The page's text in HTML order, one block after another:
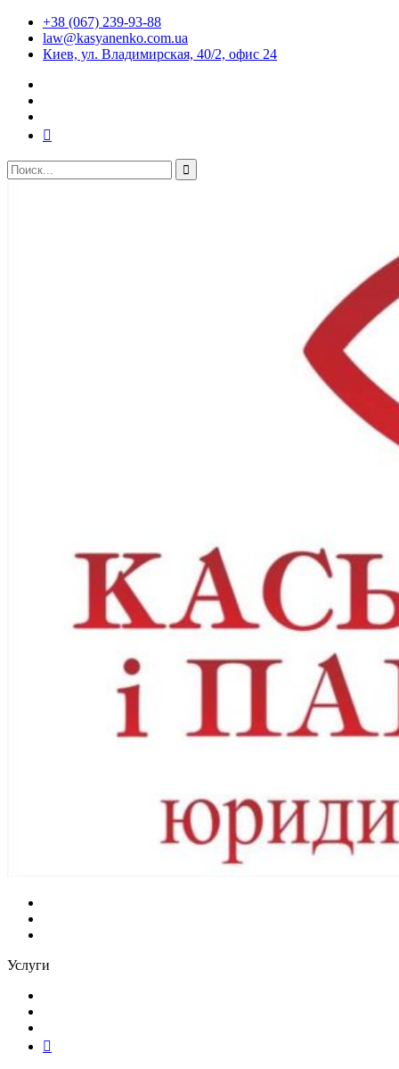
+38 (067) 239-93-88
law@kasyanenko.com.ua
Киев, ул. Владимирская, 40/2, офис 24
Услуги